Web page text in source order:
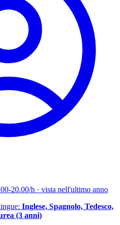
20.00/h · vista nell'ultimo anno
Inglese, Spagnolo, Tedesco,
(3 anni)